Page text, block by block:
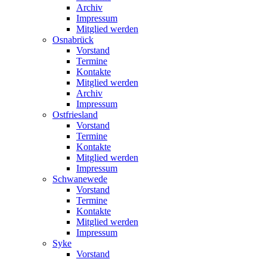
Archiv
Impressum
Mitglied werden
Osnabrück
Vorstand
Termine
Kontakte
Mitglied werden
Archiv
Impressum
Ostfriesland
Vorstand
Termine
Kontakte
Mitglied werden
Impressum
Schwanewede
Vorstand
Termine
Kontakte
Mitglied werden
Impressum
Syke
Vorstand